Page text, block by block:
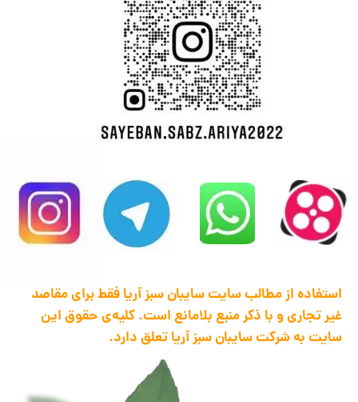
1398 .تمام حقوق این سایت متعلق به ... می باشد
استفاده از مطالب سایت سایبان سبز آریا فقط برای مقاصد
غیر تجاری و با ذکر منبع بلامانع است. کلیه‌ی حقوق این
سایت به شرکت سایبان سبز آریا تعلق دارد.